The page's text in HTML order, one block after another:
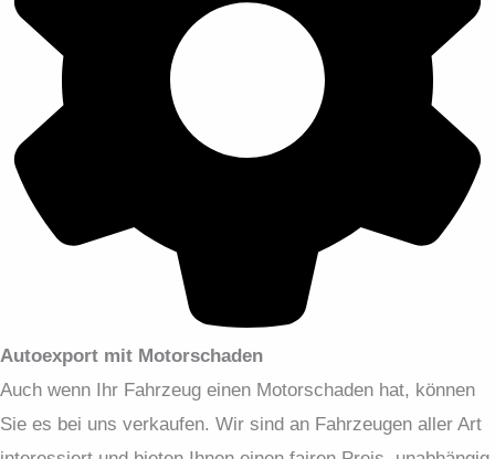
Autoexport mit Motorschaden
Auch wenn Ihr Fahrzeug einen Motorschaden hat, können
Sie es bei uns verkaufen. Wir sind an Fahrzeugen aller Art